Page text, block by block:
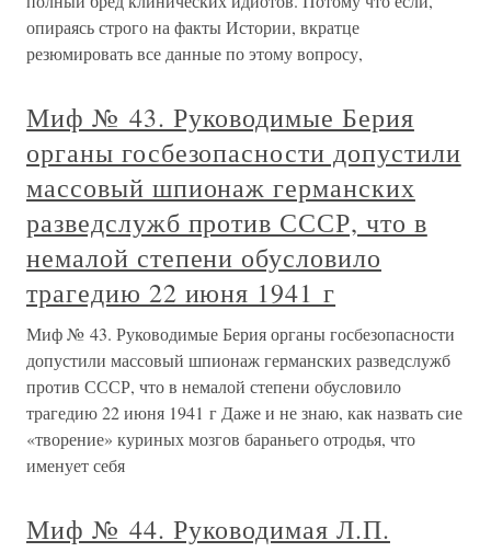
опираясь строго на факты Истории, вкратце
резюмировать все данные по этому вопросу,
Миф № 43. Руководимые Берия
органы госбезопасности допустили
массовый шпионаж германских
разведслужб против СССР, что в
немалой степени обусловило
трагедию 22 июня 1941 г
Миф № 43. Руководимые Берия органы госбезопасности
допустили массовый шпионаж германских разведслужб
против СССР, что в немалой степени обусловило
трагедию 22 июня 1941 г Даже и не знаю, как назвать сие
«творение» куриных мозгов бараньего отродья, что
именует себя
Миф № 44. Руководимая Л.П.